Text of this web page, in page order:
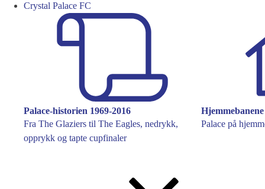
Crystal Palace FC
Palace-historien 1969-2016
Fra The Glaziers til The Eagles, nedrykk,
opprykk og tapte cupfinaler
Hjemmebanene
Palace på